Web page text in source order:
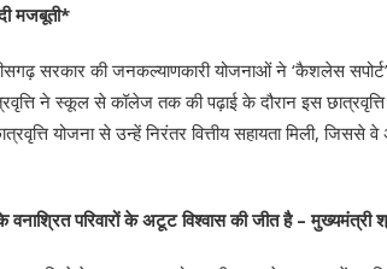
मजबूती*
सरकार की जनकल्याणकारी योजनाओं ने ‘कैशलेस
ने स्कूल से कॉलेज तक की पढ़ाई के दौरान इस
योजना से उन्हें निरंतर वित्तीय सहायता मिली, जिससे
परिवारों के अटूट विश्वास की जीत है – मुख्यमंत्री